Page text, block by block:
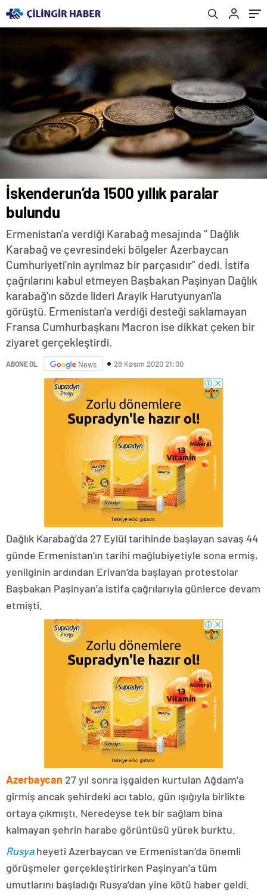
İskenderun’da 1500 yıllık paralar
bulundu
Ermenistan'a verdiği Karabağ mesajında “ Dağlık
Karabağ ve çevresindeki bölgeler Azerbaycan
Cumhuriyeti'nin ayrılmaz bir parçasıdır” dedi. İstifa
çağrılarını kabul etmeyen Başbakan Paşinyan Dağlık
karabağ'ın sözde lideri Arayik Harutyunyan'la
görüştü. Ermenistan'a verdiği desteği saklamayan
Fransa Cumhurbaşkanı Macron ise dikkat çeken bir
ziyaret gerçekleştirdi.
ABONE OL News 26 Kasım 2020 21:00
Dağlık Karabağ’da 27 Eylül tarihinde başlayan savaş 44
günde Ermenistan’ın tarihi mağlubiyetiyle sona ermiş,
yenilginin ardından Erivan’da başlayan protestolar
Başbakan Paşinyan’a istifa çağrılarıyla günlerce devam
etmişti.
Azerbaycan 27 yıl sonra işgalden kurtulan Ağdam’a
girmiş ancak şehirdeki acı tablo, gün ışığıyla birlikte
ortaya çıkmıştı. Neredeyse tek bir sağlam bina
kalmayan şehrin harabe görüntüsü yürek burktu.
Rusyaheyeti Azerbaycan ve Ermenistan’da önemli
görüşmeler gerçekleştirirken Paşinyan’a tüm
umutlarını başladığı Rusya’dan yine kötü haber geldi.